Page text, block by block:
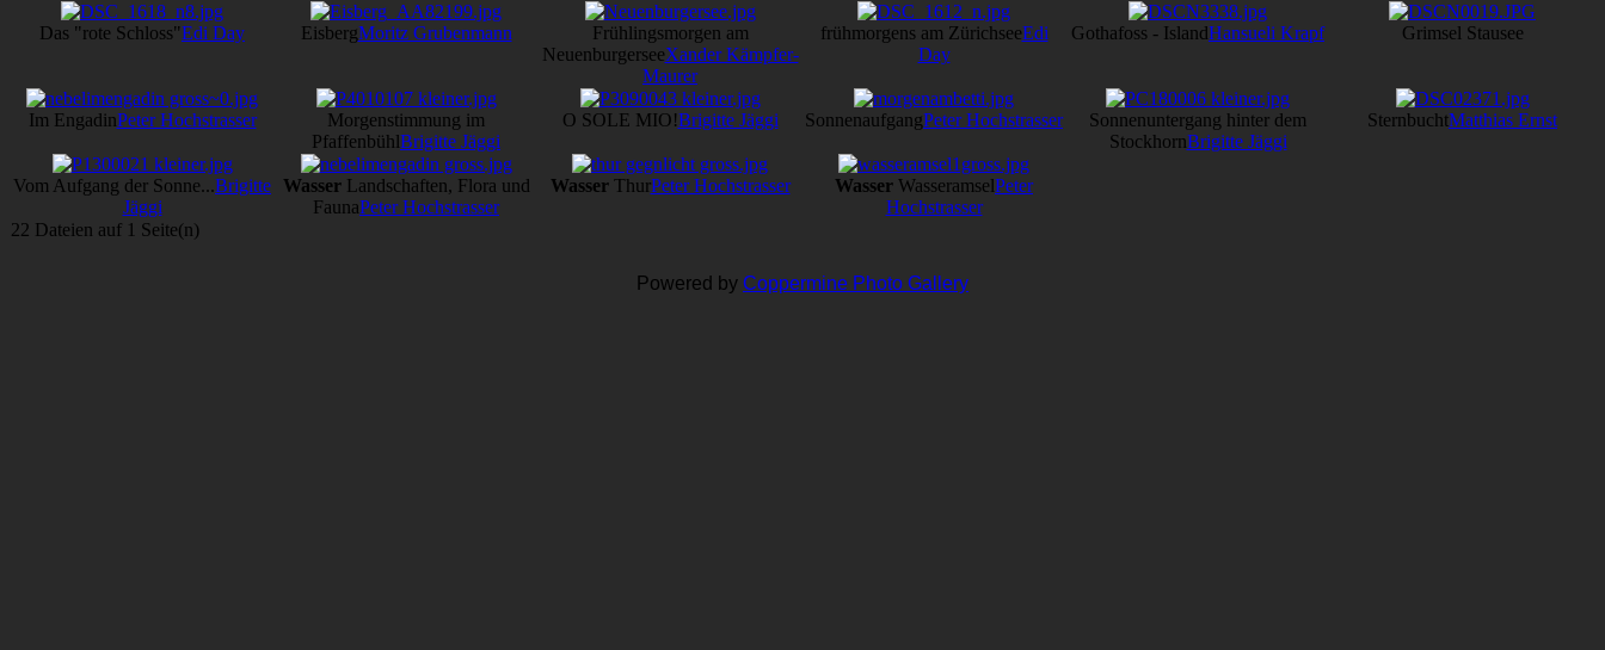
Das "rote Schloss"Edi Day EisbergMoritz Grubenmann
Frühlingsmorgen am
NeuenburgerseeXander Kämpfer-
Maurer
frühmorgens am ZürichseeEdi
Day
Gothafoss - IslandHansueli Krapf Grimsel Stausee
Im EngadinPeter Hochstrasser
Morgenstimmung im
PfaffenbühlBrigitte Jäggi
O SOLE MIO!Brigitte Jäggi SonnenaufgangPeter Hochstrasser
Sonnenuntergang hinter dem
StockhornBrigitte Jäggi
SternbuchtMatthias Ernst
Vom Aufgang der Sonne...Brigitte
Jäggi
WasserLandschaften, Flora und
FaunaPeter Hochstrasser
WasserThurPeter Hochstrasser Wasser WasseramselPeter
Hochstrasser
22 Dateien auf 1 Seite(n)
Powered by Coppermine Photo Gallery